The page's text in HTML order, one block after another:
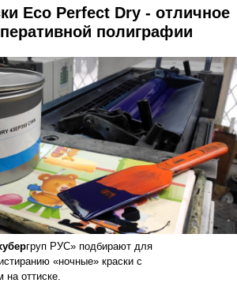
Eco Perfect Dry - отличное
полиграфии
груп РУС» подбирают для
«ночные» краски с
на оттиске.